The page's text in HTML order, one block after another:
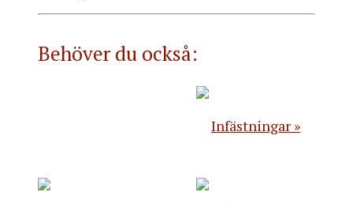
Behöver du också:
Infästningar